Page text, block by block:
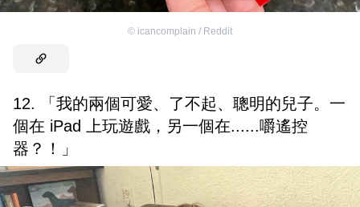
© icancomplain / Reddit
12. 「我的兩個可愛、了不起、聰明的兒子。一
個在 iPad 上玩遊戲，另一個在......嚼遙控
器？！」